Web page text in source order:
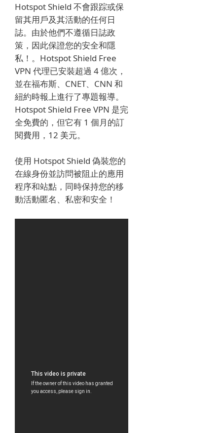
Hotspot Shield 不會跟踪或保
留其用戶及其活動的任何日
誌。 由於他們不遵循日誌政
策，因此保證您的安全和隱
私！。 Hotspot Shield Free
VPN 代理已安裝超過 4 億次，
並在福布斯、CNET、CNN 和
紐約時報上進行了專題報導。
Hotspot Shield Free VPN 是完
全免費的，但它有 1 個月的訂
閱費用，12 美元。
使用 Hotspot Shield 偽裝您的
在線身份並訪問被阻止的應用
程序和站點，同時保持您的移
動活動匿名、私密和安全！